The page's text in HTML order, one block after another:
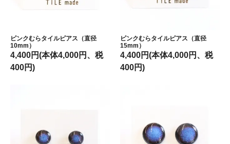
ピンクむらタイルピアス（直径
10mm）
4,400円(本体4,000円、税
400円)
ピンクむらタイルピアス（直径
15mm）
4,400円(本体4,000円、税
400円)